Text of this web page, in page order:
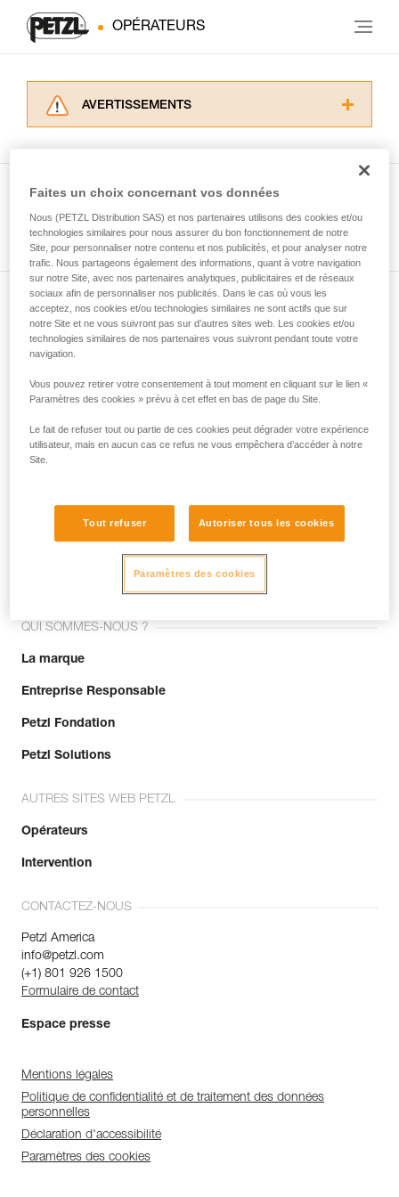
OPÉRATEURS
AVERTISSEMENTS
informations de la notice technique pour
d’informations.
Maîtriser ces techniques nécessite une
formation et un entraînement spécifique. Validez
avec un professionnel votre capacité à refaire
la manipulation, seul, en toute sécurité, avant
de la reproduire en autonomie.
Nous donnons des exemples de techniques
Voir tous les conseils
Abonnez-vous à la newsletter
et restez connecté à notre actualité
Email *
Rejoignez la communauté !
QUI SOMMES-NOUS ?
La marque
Entreprise Responsable
Petzl Fondation
Petzl Solutions
AUTRES SITES WEB PETZL
Opérateurs
Intervention
CONTACTEZ-NOUS
Petzl America
info@petzl.com
(+1) 801 926 1500
Formulaire de contact
Espace presse
Mentions légales
Politique de confidentialité et de traitement des données
personnelles
Déclaration d'accessibilité
Paramètres des cookies
Faites un choix concernant vos données
Nous (PETZL Distribution SAS) et nos partenaires utilisons des cookies et/ou
technologies similaires pour nous assurer du bon fonctionnement de notre
Site, pour personnaliser notre contenu et nos publicités, et pour analyser notre
trafic. Nous partageons également des informations, quant à votre navigation
sur notre Site, avec nos partenaires analytiques, publicitaires et de réseaux
sociaux afin de personnaliser nos publicités. Dans le cas où vous les
acceptez, nos cookies et/ou technologies similaires ne sont actifs que sur
notre Site et ne vous suivront pas sur d’autres sites web. Les cookies et/ou
technologies similaires de nos partenaires vous suivront pendant toute votre
navigation.
Vous pouvez retirer votre consentement à tout moment en cliquant sur le lien «
Paramètres des cookies » prévu à cet effet en bas de page du Site.
Le fait de refuser tout ou partie de ces cookies peut dégrader votre expérience
utilisateur, mais en aucun cas ce refus ne vous empêchera d’accéder à notre
Site.
Tout refuser Autoriser tous les cookies
Paramètres des cookies